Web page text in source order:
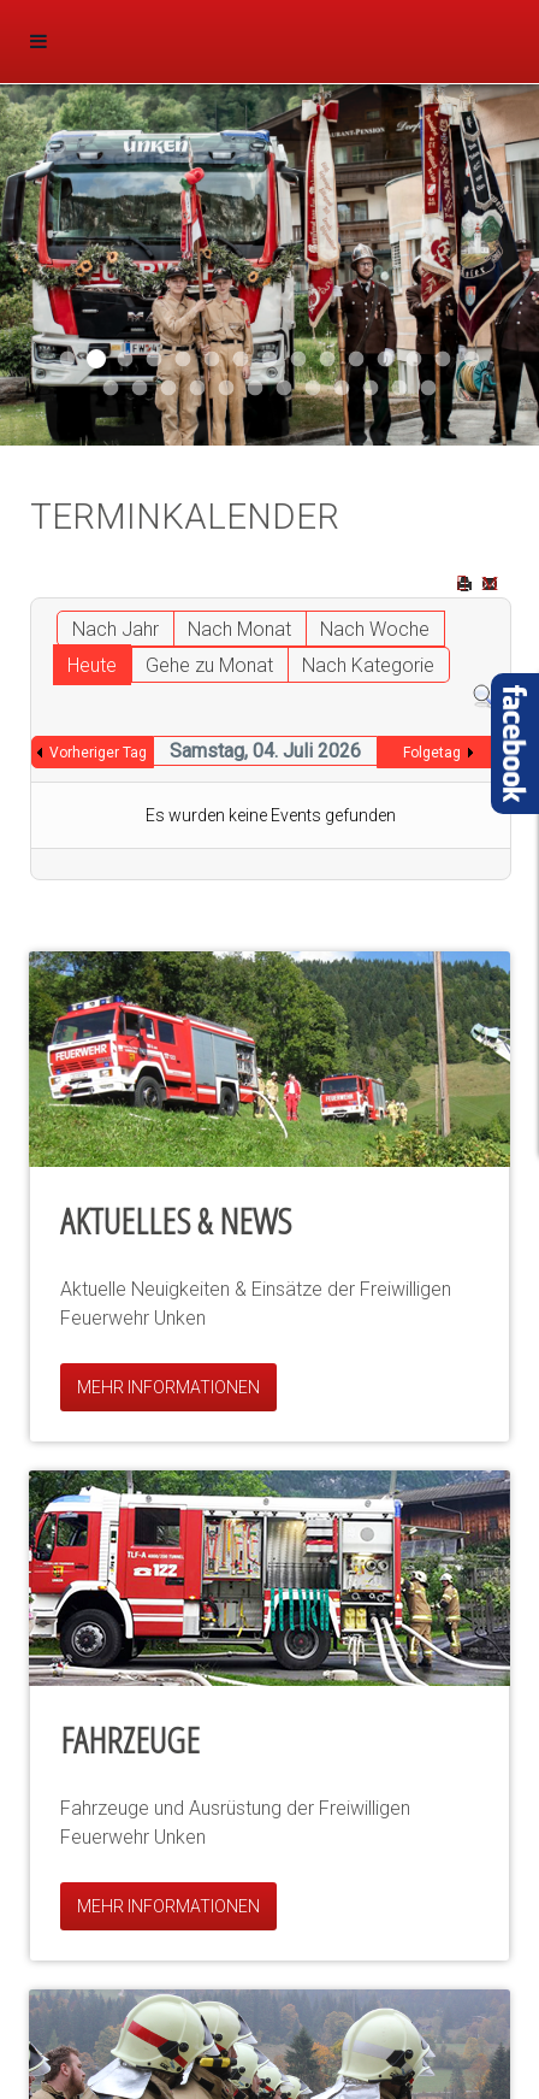
Aktuell 046
Aktuell 047
Start 011Aktuell 044
Aktuell 043
Aktuell 041
Aktuell 042
Aktuell 035
Aktuell 031
Aktuell 032
Aktuell 033
Aktuell 029
Aktuell 027
Aktuell 026
Start
Aktuell 024
Aktuell 019
Auto 010Start 010Start 002
Auto 002
Auto 009Auto 006Start 008
Start 005Start 003
Start 006
TERMINKALENDER
Nach Jahr Nach Monat
Nach Woche
Heute
Gehe zu Monat Nach Kategorie
Vorheriger Tag Samstag, 04. Juli 2026 Folgetag
Es wurden keine Events gefunden
AKTUELLES & NEWS
Aktuelle Neuigkeiten & Einsätze der Freiwilligen
Feuerwehr Unken
MEHR INFORMATIONEN
FAHRZEUGE
Fahrzeuge und Ausrüstung der Freiwilligen
Feuerwehr Unken
MEHR INFORMATIONEN